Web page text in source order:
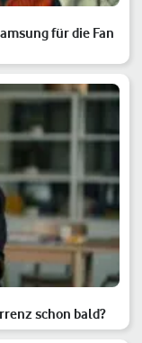
für die Fan
schon bald?